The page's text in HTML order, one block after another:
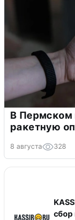
В Пермском
ракетную
8 августа 328
сбор